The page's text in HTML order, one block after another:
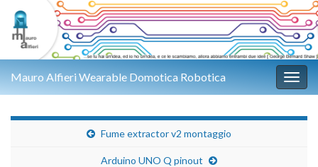
Mauro Alfieri Wearable Domotica Robotica
Fume extractor v2 montaggio
Arduino UNO Q pinout